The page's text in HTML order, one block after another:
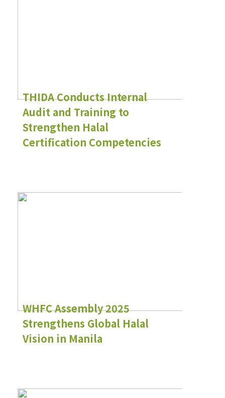
THIDA Conducts Internal
Audit and Training to
Strengthen Halal
Certification Competencies
WHFC Assembly 2025
Strengthens Global Halal
Vision in Manila